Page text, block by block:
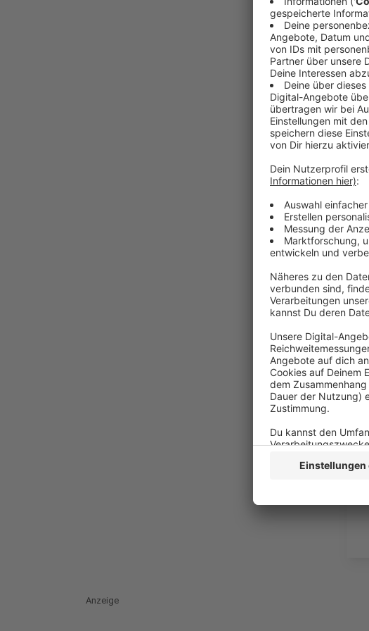
Anzeige